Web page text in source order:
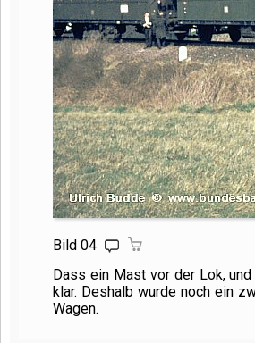
Bild 04
Dass ein Mast vor der Lok,
klar. Deshalb wurde noch ein
Wagen.